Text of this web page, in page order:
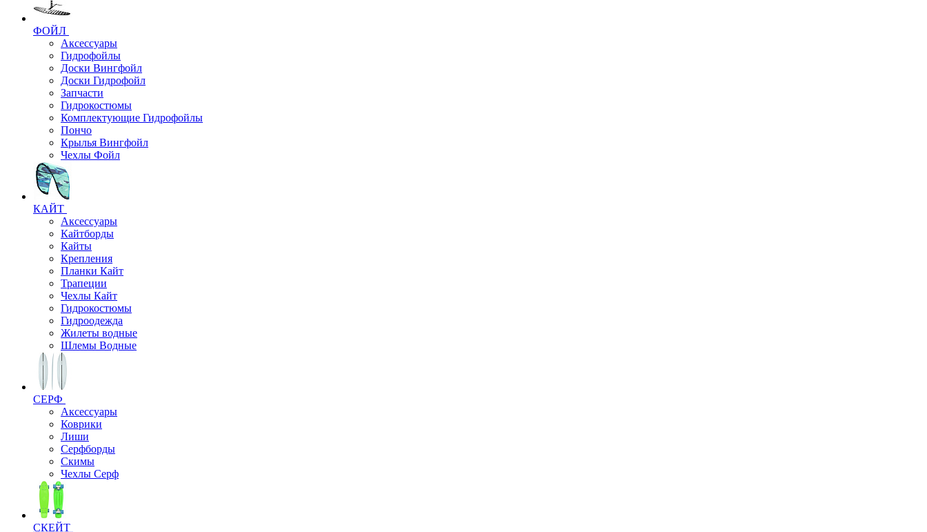
ФОЙЛ
Аксессуары
Гидрофойлы
Доски Вингфойл
Доски Гидрофойл
Запчасти
Гидрокостюмы
Комплектующие Гидрофойлы
Пончо
Крылья Вингфойл
Чехлы Фойл
КАЙТ
Аксессуары
Кайтборды
Кайты
Крепления
Планки Кайт
Трапеции
Чехлы Кайт
Гидрокостюмы
Гидроодежда
Жилеты водные
Шлемы Водные
СЕРФ
Аксессуары
Коврики
Лиши
Серфборды
Скимы
Чехлы Cерф
СКЕЙТ